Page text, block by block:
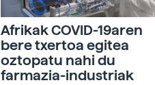
Afrikak COVID-19aren
bere txertoa egitea
oztopatu nahi du
farmazia-industriak